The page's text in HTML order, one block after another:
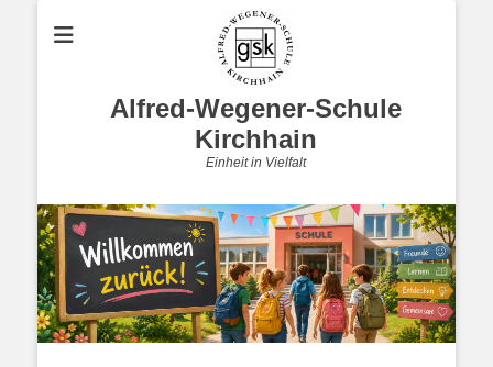
Alfred-Wegener-Schule
Kirchhain
Einheit in Vielfalt